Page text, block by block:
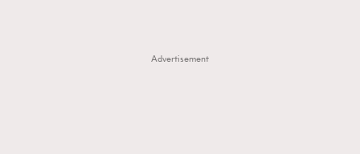
Advertisement